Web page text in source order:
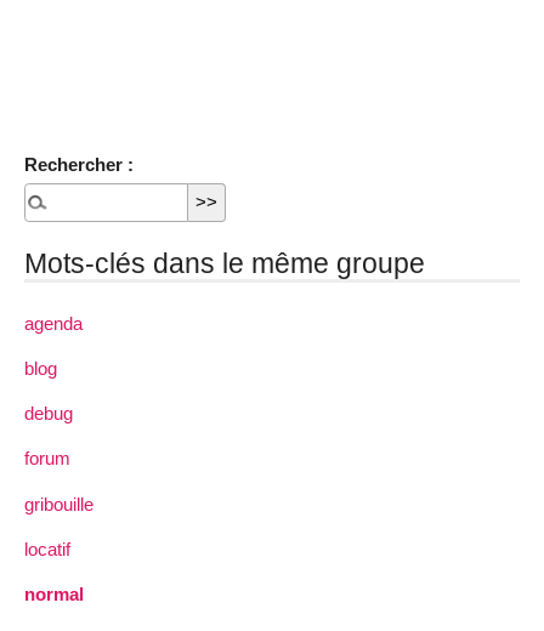
Rechercher :
Mots-clés dans le même groupe
agenda
blog
debug
forum
gribouille
locatif
normal